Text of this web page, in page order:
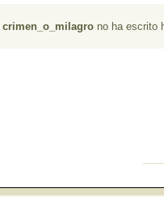
crimen_o_milagro no ha escrito